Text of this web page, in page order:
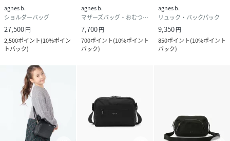
agnes b.
ショルダーバッグ
27,500円
2,500ポイント(10%ポイン
トバック)
agnes b.
マザーズバッグ・おむつポーチ
7,700円
700ポイント(10%ポイント
バック)
agnes b.
リュック・バックパック
9,350円
850ポイント(10%ポイント
バック)